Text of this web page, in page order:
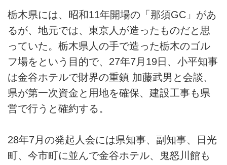
栃木県には、昭和11年開場の「那須GC」があ
るが、地元では、東京人が造ったものだと思
っていた。栃木県人の手で造った栃木のゴル
フ場をという目的で、27年7月19日、小平知事
は金谷ホテルで財界の重鎮 加藤武男と会談、
県が第一次資金と用地を確保、建設工事も県
営で行うと確約する。
28年7月の発起人会には県知事、副知事、日光
町、今市町に並んで金谷ホテル、鬼怒川館も